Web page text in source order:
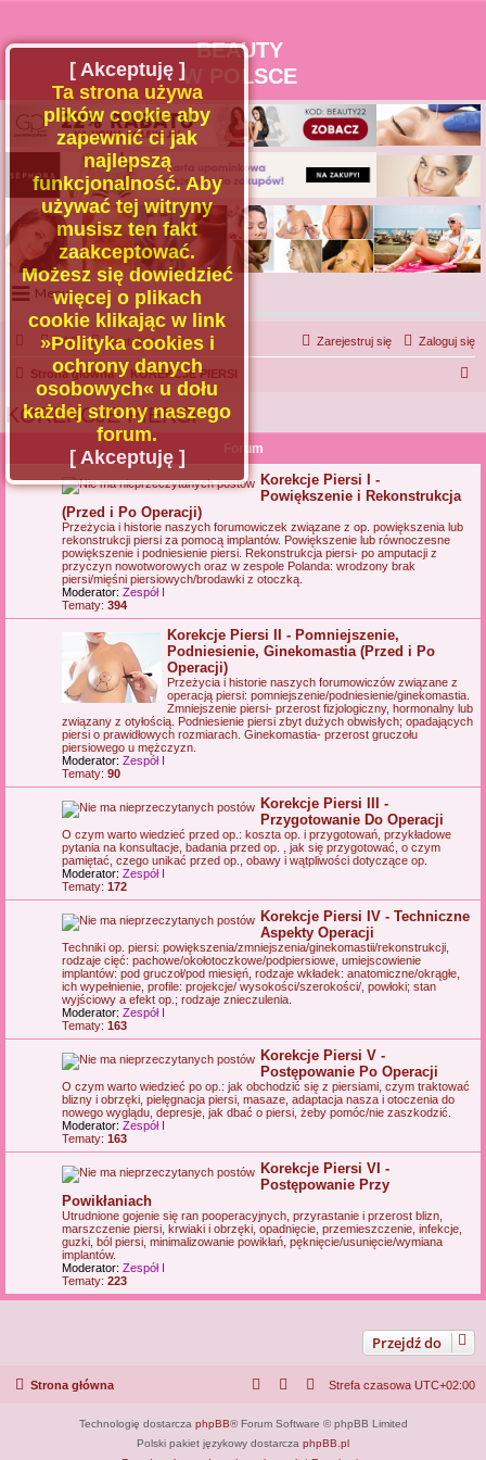
BEAUTY
W POLSCE
Menu
Portal
Facebook
Regulamin
Zapytaj administratora
Kontakt
FAQ Kontakt z nami Zaloguj się
Zarejestruj się
Strona główna KOREKCJE PIERSI
KOREKCJE PIERSI
Forum
Korekcje Piersi I -
Powiększenie i Rekonstrukcja
(Przed i Po Operacji)
Przeżycia i historie naszych forumowiczek związane z op. powiększenia lub
rekonstrukcji piersi za pomocą implantów. Powiększenie lub równoczesne
powiększenie i podniesienie piersi. Rekonstrukcja piersi- po amputacji z
przyczyn nowotworowych oraz w zespole Polanda: wrodzony brak
piersi/mięśni piersiowych/brodawki z otoczką.
Moderator: Zespół I
Tematy: 394
Korekcje Piersi II - Pomniejszenie,
Podniesienie, Ginekomastia (Przed i Po
Operacji)
Przeżycia i historie naszych forumowiczów związane z
operacją piersi: pomniejszenie/podniesienie/ginekomastia.
Zmniejszenie piersi- przerost fizjologiczny, hormonalny lub
związany z otyłością. Podniesienie piersi zbyt dużych obwisłych; opadających
piersi o prawidłowych rozmiarach. Ginekomastia- przerost gruczołu
piersiowego u mężczyzn.
Moderator: Zespół I
Tematy: 90
Korekcje Piersi III -
Przygotowanie Do Operacji
O czym warto wiedzieć przed op.: koszta op. i przygotowań, przykładowe
pytania na konsultacje, badania przed op. , jak się przygotować, o czym
pamiętać, czego unikać przed op., obawy i wątpliwości dotyczące op.
Moderator: Zespół I
Tematy: 172
Korekcje Piersi IV - Techniczne
Aspekty Operacji
Techniki op. piersi: powiększenia/zmniejszenia/ginekomastii/rekonstrukcji,
rodzaje cięć: pachowe/okołotoczkowe/podpiersiowe, umiejscowienie
implantów: pod gruczoł/pod miesięń, rodzaje wkładek: anatomiczne/okrągłe,
ich wypełnienie, profile: projekcje/ wysokości/szerokości/, powłoki; stan
wyjściowy a efekt op.; rodzaje znieczulenia.
Moderator: Zespół I
Tematy: 163
Korekcje Piersi V -
Postępowanie Po Operacji
O czym warto wiedzieć po op.: jak obchodzić się z piersiami, czym traktować
blizny i obrzęki, pielęgnacja piersi, masaze, adaptacja nasza i otoczenia do
nowego wyglądu, depresje, jak dbać o piersi, żeby pomóc/nie zaszkodzić.
Moderator: Zespół I
Tematy: 163
Korekcje Piersi VI -
Postępowanie Przy
Powikłaniach
Utrudnione gojenie się ran pooperacyjnych, przyrastanie i przerost blizn,
marszczenie piersi, krwiaki i obrzęki, opadnięcie, przemieszczenie, infekcje,
guzki, ból piersi, minimalizowanie powikłań, pęknięcie/usunięcie/wymiana
implantów.
Moderator: Zespół I
Tematy: 223
Przejdź do
[ Akceptuję ]
Ta strona używa
plików cookie aby
zapewnić ci jak
najlepszą
funkcjonalność. Aby
używać tej witryny
musisz ten fakt
zaakceptować.
Możesz się dowiedzieć
więcej o plikach
cookie klikając w link
»Polityka cookies i
ochrony danych
osobowych« u dołu
każdej strony naszego
forum.
[ Akceptuję ]
Strona główna Strefa czasowa UTC+02:00
Technologię dostarcza phpBB® Forum Software © phpBB Limited
Polski pakiet językowy dostarcza phpBB.pl